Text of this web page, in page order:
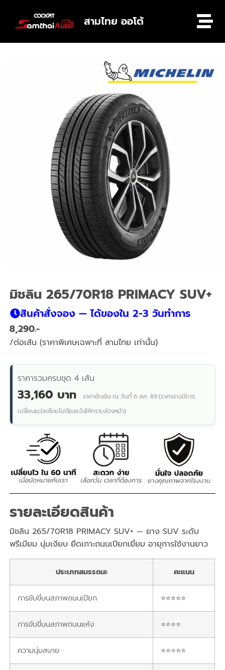
สามไทย ออโต้
มิชลิน 265/70R18 PRIMACY SUV+
สินค้าสั่งจอง — ได้ของใน 2-3 วันทำการ
8,290
/ต่อเส้น (ราคาพิเศษเฉพาะที่ สามไทย เท่านั้น)
ราคารวมครบชุด 4 เส้น
33,160 บาท
ราคาอ้างอิง ณ วันที่ 6 ส.ค. 69 (ราคาอาจมีการ
เปลี่ยนแปลงโดยไม่ต้องแจ้งให้ทราบล่วงหน้า)
รายละเอียดสินค้า
มิชลิน 265/70R18 PRIMACY SUV+ — ยาง SUV ระดับ
พรีเมียม นุ่มเงียบ ยึดเกาะถนนเปียกเยี่ยม อายุการใช้งานยาว
ประเภทสมรรถนะ คะแนน
การขับขี่บนสภาพถนนเปียก ⭐⭐⭐⭐⭐
การขับขี่บนสภาพถนนแห้ง ⭐⭐⭐⭐
ความนุ่มสบาย ⭐⭐⭐⭐⭐